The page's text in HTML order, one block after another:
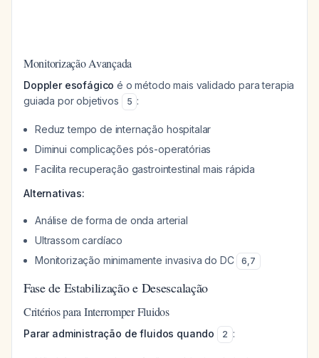
Monitorização Avançada
Doppler esofágico é o método mais validado para terapia
guiada por objetivos
5 :
Reduz tempo de internação hospitalar
Diminui complicações pós-operatórias
Facilita recuperação gastrointestinal mais rápida
Alternativas:
Análise de forma de onda arterial
Ultrassom cardíaco
Monitorização minimamente invasiva do DC
6,7
Fase de Estabilização e Desescalação
Critérios para Interromper Fluidos
Parar administração de fluidos quando 2 :